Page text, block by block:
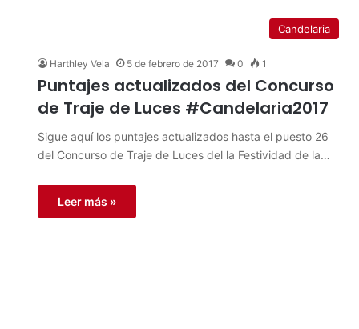
Candelaria
Harthley Vela 5 de febrero de 2017 0 1
Puntajes actualizados del Concurso
de Traje de Luces #Candelaria2017
Sigue aquí los puntajes actualizados hasta el puesto 26
del Concurso de Traje de Luces del la Festividad de la…
Leer más »